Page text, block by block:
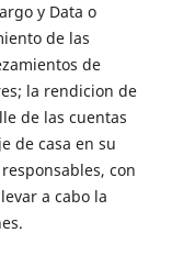
y Data o
de las
de
la rendicion de
de las cuentas
de casa en su
con
a cabo la